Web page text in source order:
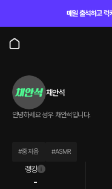
매일 출석하고 럭
채안석
안녕하세요 성우 채안석입니다.
#중저음 #ASMR
랭킹
-